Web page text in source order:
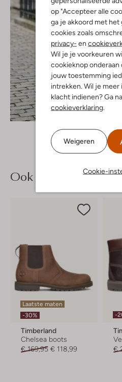
op "Accepteer alle
ga je akkoord met het
cookies zoals
privacy- en
Wil je je voorkeuren
cookieknop onderaan
jouw toestemming
intrekken. Wil je
klacht indienen? Ga
cookieverklaring
Weigeren
Cookie-
Ontdek de look
Ook iets voor jou?
Laatste maten
-30%
Timberland
Chelsea boots
€ 169,95 € 118,99
-
€